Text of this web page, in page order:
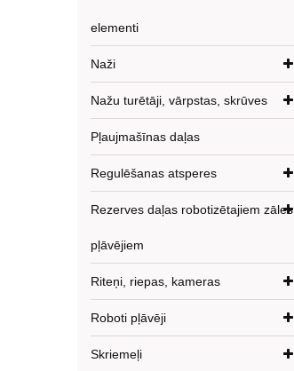
elementi
Naži
Nažu turētāji, vārpstas, skrūves
Pļaujmašīnas daļas
Regulēšanas atsperes
Rezerves daļas robotizētajiem zāles
pļāvējiem
Riteņi, riepas, kameras
Roboti pļāvēji
Skriemeļi